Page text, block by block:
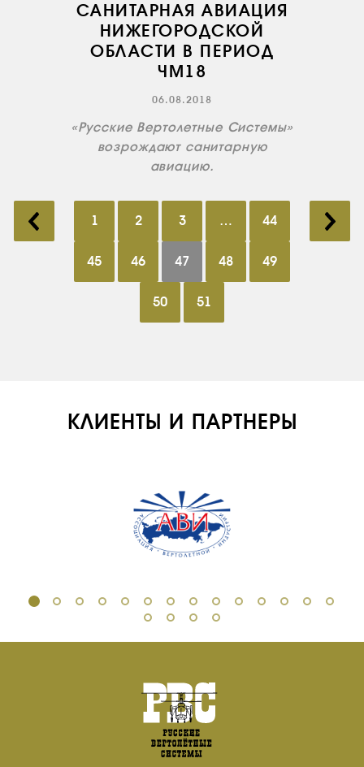
САНИТАРНАЯ АВИАЦИЯ
НИЖЕГОРОДСКОЙ
ОБЛАСТИ В ПЕРИОД
ЧМ18
06.08.2018
«Русские Вертолетные Системы»
возрождают санитарную
авиацию.
1 2 3 … 44
45 46 47 48 49
50 51
КЛИЕНТЫ И ПАРТНЕРЫ